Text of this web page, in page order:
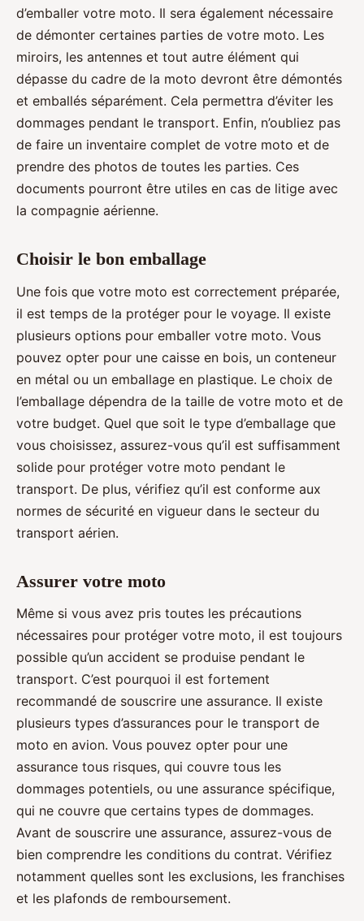
d’emballer votre moto. Il sera également nécessaire
de démonter certaines parties de votre moto. Les
miroirs, les antennes et tout autre élément qui
dépasse du cadre de la moto devront être démontés
et emballés séparément. Cela permettra d’éviter les
dommages pendant le transport. Enfin, n’oubliez pas
de faire un inventaire complet de votre moto et de
prendre des photos de toutes les parties. Ces
documents pourront être utiles en cas de litige avec
la compagnie aérienne.
Choisir le bon emballage
Une fois que votre moto est correctement préparée,
il est temps de la protéger pour le voyage. Il existe
plusieurs options pour emballer votre moto. Vous
pouvez opter pour une caisse en bois, un conteneur
en métal ou un emballage en plastique. Le choix de
l’emballage dépendra de la taille de votre moto et de
votre budget. Quel que soit le type d’emballage que
vous choisissez, assurez-vous qu’il est suffisamment
solide pour protéger votre moto pendant le
transport. De plus, vérifiez qu’il est conforme aux
normes de sécurité en vigueur dans le secteur du
transport aérien.
Assurer votre moto
Même si vous avez pris toutes les précautions
nécessaires pour protéger votre moto, il est toujours
possible qu’un accident se produise pendant le
transport. C’est pourquoi il est fortement
recommandé de souscrire une assurance. Il existe
plusieurs types d’assurances pour le transport de
moto en avion. Vous pouvez opter pour une
assurance tous risques, qui couvre tous les
dommages potentiels, ou une assurance spécifique,
qui ne couvre que certains types de dommages.
Avant de souscrire une assurance, assurez-vous de
bien comprendre les conditions du contrat. Vérifiez
notamment quelles sont les exclusions, les franchises
et les plafonds de remboursement.